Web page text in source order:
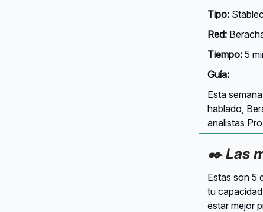
Tipo:
Red:
Tiempo: 5
Guía:
Esta
hablado,
analistas
✒️ Las
Estas son 5
tu
estar mejor